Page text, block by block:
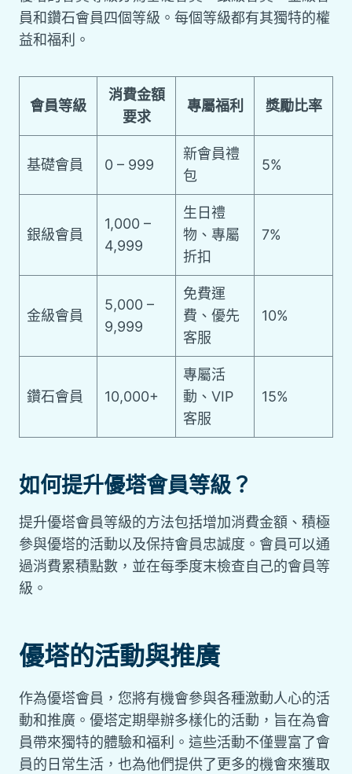
員和鑽石會員四個等級。每個等級都有其獨特的權
益和福利。
會員等級
消費金額
要求
專屬福利 獎勵比率
基礎會員 0 – 999
新會員禮
包
5%
銀級會員
1,000 –
4,999
生日禮
物、專屬
折扣
7%
金級會員
5,000 –
9,999
免費運
費、優先
客服
10%
鑽石會員 10,000+
專屬活
動、VIP
客服
15%
如何提升優塔會員等級？
提升優塔會員等級的方法包括增加消費金額、積極
參與優塔的活動以及保持會員忠誠度。會員可以通
過消費累積點數，並在每季度末檢查自己的會員等
級。
優塔的活動與推廣
作為優塔會員，您將有機會參與各種激動人心的活
動和推廣。優塔定期舉辦多樣化的活動，旨在為會
員帶來獨特的體驗和福利。這些活動不僅豐富了會
員的日常生活，也為他們提供了更多的機會來獲取